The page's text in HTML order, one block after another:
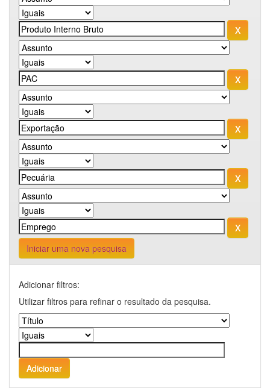
Iniciar uma nova pesquisa
Adicionar filtros:
Utilizar filtros para refinar o resultado da pesquisa.